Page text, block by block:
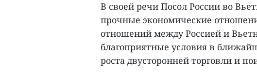
В своей речи Посол России во
прочные экономические
отношений между Россией и
благоприятные условия в
роста двусторонней торговли и